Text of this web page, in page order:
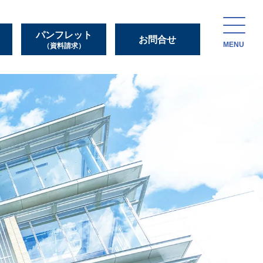
パンフレット
（資料請求）
お問合せ
MENU